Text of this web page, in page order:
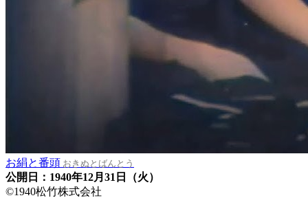
お絹と番頭 おきぬとばんとう
公開日：1940年12月31日（火）
©1940松竹株式会社